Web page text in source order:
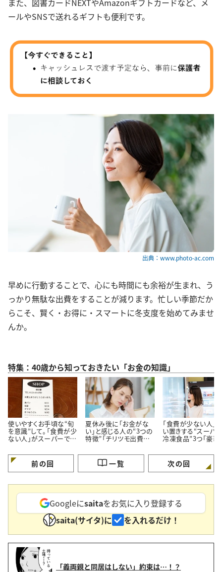
ールやSNSで送れるギフトも便利です。
出典：www.photo-ac.com
早めに行動することで、心にも時間にも余裕が生まれ、う
っかり無駄な出費をすることが減ります。忙しい季節だか
らこそ、賢く・お得に・スマートに冬支度を始めてみませ
んか。
特集：40歳から知っておきたい「お金の知識」
使いやすくお手頃な“旬
を意識”して。「食費が少
ない人」がスーパーでよ
夏休み後に「お金がな
い」と感じる人の“3つの
特徴”「チリツモ出費に
「食費が少ない人」
い置きする“スーパ
冷凍食品”3つ「豪華
る」
前の回 一覧 次の回
Googleにsaitaをお気に入り登録する
saita(サイタ)に
を入れるだけ！
「義両親と同居はしない」約束は…！？